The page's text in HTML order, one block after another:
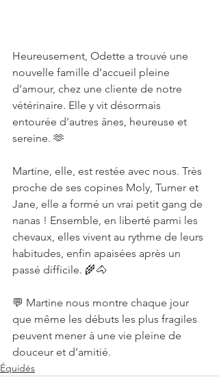
Heureusement, Odette a trouvé une
nouvelle famille d’accueil pleine
d’amour, chez une cliente de notre
vétérinaire. Elle y vit désormais
entourée d'autres ânes, heureuse et
sereine. 🫶
Martine, elle, est restée avec nous. Très
proche de ses copines Moly, Turner et
Jane, elle a formé un vrai petit gang de
nanas ! Ensemble, en liberté parmi les
chevaux, elles vivent au rythme de leurs
habitudes, enfin apaisées après un
passé difficile. 🌾🐴
💬 Martine nous montre chaque jour
que même les débuts les plus fragiles
peuvent mener à une vie pleine de
douceur et d’amitié.
Équidés